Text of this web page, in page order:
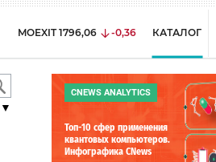
MOEXIT 1796,06 -0,36 КАТАЛОГ
▼
CNEWS ANALYTICS
Топ-10 сфер применения
квантовых компьютеров.
Инфографика CNews